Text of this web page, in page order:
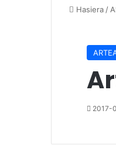
Hasiera /
2017-